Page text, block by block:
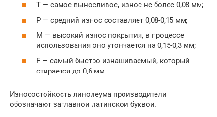
Т — самое выносливое, износ не более 0,08 мм;
Р — средний износ составляет 0,08-0,15 мм;
М — высокий износ покрытия, в процессе
использования оно утончается на 0,15-0,3 мм;
F — самый быстро изнашиваемый, который
стирается до 0,6 мм.
Износостойкость линолеума производители
обозначают заглавной латинской буквой.